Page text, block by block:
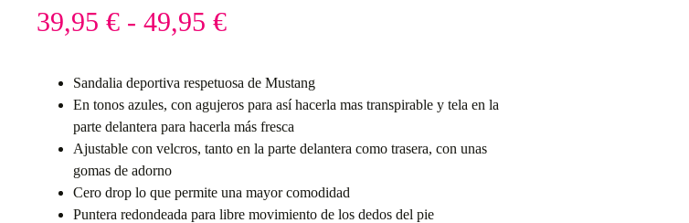
39,95 € - 49,95 €
Sandalia deportiva respetuosa de Mustang
En tonos azules, con agujeros para así hacerla mas transpirable y tela en la
parte delantera para hacerla más fresca
Ajustable con velcros, tanto en la parte delantera como trasera, con unas
gomas de adorno
Cero drop lo que permite una mayor comodidad
Puntera redondeada para libre movimiento de los dedos del pie